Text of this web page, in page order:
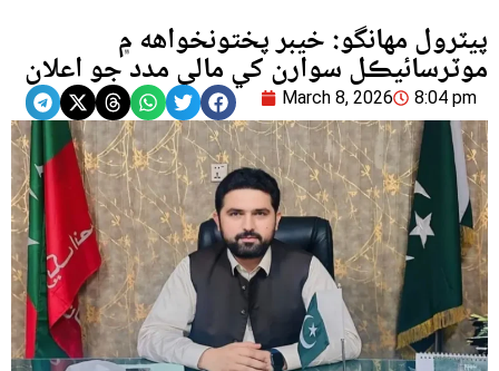
پيٽرول مهانگو: خيبر پختونخواهه ۾
موٽرسائيڪل سوارن کي مالي مدد جو اعلان
March 8, 2026 8:04 pm